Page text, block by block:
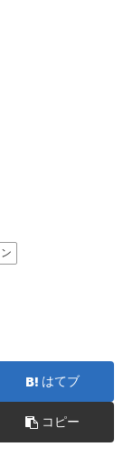
はてブ
コピー